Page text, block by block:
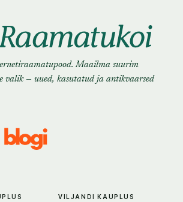
Maailma suurim
valik — uued, kasutatud ja antikvaarsed
VILJANDI KAUPLUS